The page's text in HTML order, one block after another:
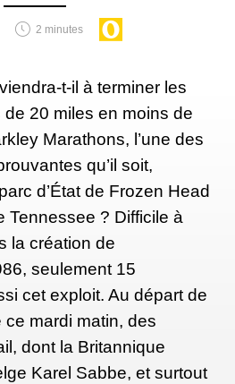
2 minutes
t-il à terminer les
20 miles en moins de
Marathons, l’une des
qu’il soit,
d’État de Frozen Head
Tennessee ? Difficile à
la création de
seulement 15
cet exploit. Au départ de
mardi matin, des
dont la Britannique
Karel Sabbe, et surtout